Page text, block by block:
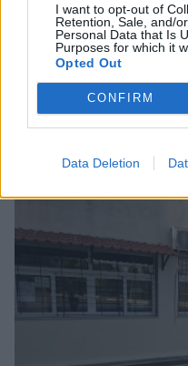
I want to opt-out of
Retention, Sale, and/
Personal Data that Is
Purposes for which it
Opted Out
CONFIRM
Data Deletion
Δήμος Ευρώτα:
αμείλικτη